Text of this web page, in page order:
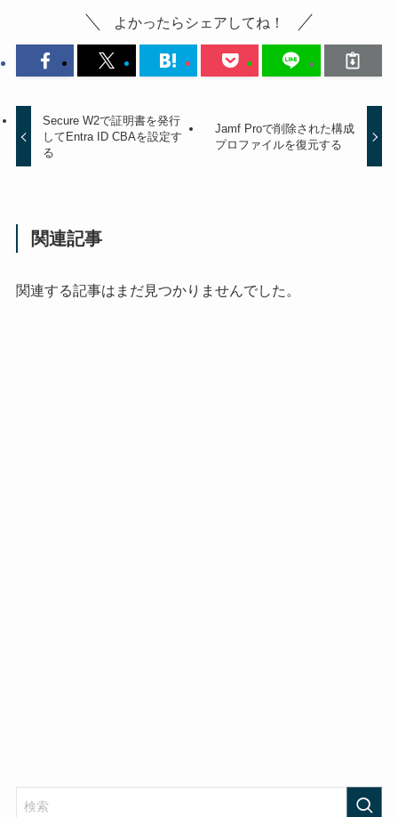
よかったらシェアしてね！
Secure W2で証明書を発行
してEntra ID CBAを設定す
る
Jamf Proで削除された構成
プロファイルを復元する
関連記事
関連する記事はまだ見つかりませんでした。